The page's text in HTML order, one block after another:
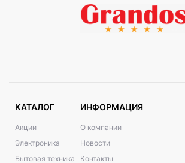
КАТАЛОГ
Акции
Электроника
Бытовая техника
ИНФОРМАЦИЯ
О компании
Новости
Контакты